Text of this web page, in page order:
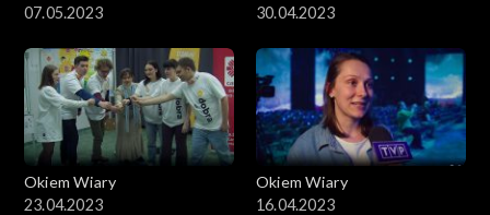
07.05.2023
30.04.2023
Okiem Wiary
23.04.2023
Okiem Wiary
16.04.2023